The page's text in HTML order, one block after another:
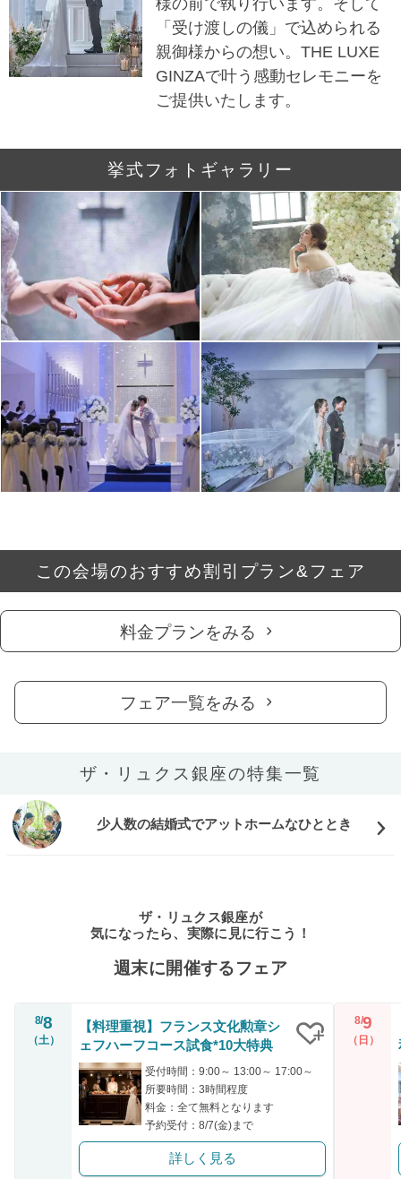
「受け渡しの儀」で込められる
親御様からの想い。THE LUXE
GINZAで叶う感動セレモニーを
ご提供いたします。
挙式フォトギャラリー
この会場のおすすめ割引プラン&フェア
料金プランをみる
フェア一覧をみる
ザ・リュクス銀座の特集一覧
少人数の結婚式でアットホームなひととき
ザ・リュクス銀座が
気になったら、実際に見に行こう！
週末に開催するフェア
8/8
（土）
【料理重視】フランス文化勲章シ
ェフハーフコース試食*10大特典
受付時間：9:00～ 13:00～ 17:00～
所要時間：3時間程度
料金：全て無料となります
予約受付：8/7(金)まで
詳しく見る
8/9
（日）